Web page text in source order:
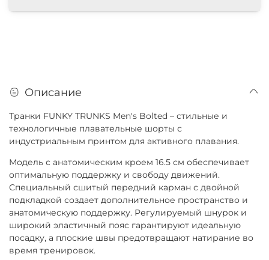
Описание
Транки FUNKY TRUNKS Men's Bolted – стильные и
технологичные плавательные шорты с
индустриальным принтом для активного плавания.
Модель с анатомическим кроем 16.5 см обеспечивает
оптимальную поддержку и свободу движений.
Специальный сшитый передний карман с двойной
подкладкой создает дополнительное пространство и
анатомическую поддержку. Регулируемый шнурок и
широкий эластичный пояс гарантируют идеальную
посадку, а плоские швы предотвращают натирание во
время тренировок.